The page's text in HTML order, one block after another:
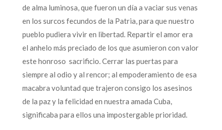
de alma luminosa, que fueron un día a vaciar sus venas
en los surcos fecundos de la Patria, para que nuestro
pueblo pudiera vivir en libertad. Repartir el amor era
el anhelo más preciado de los que asumieron con valor
este honroso sacrificio. Cerrar las puertas para
siempre al odio y al rencor; al empoderamiento de esa
macabra voluntad que trajeron consigo los asesinos
de la paz y la felicidad en nuestra amada Cuba,
significaba para ellos una impostergable prioridad.